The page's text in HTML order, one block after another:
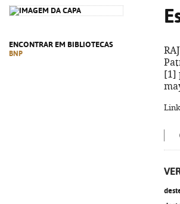
ENCONTRAR EM BIBLIOTECAS
BNP
[1]